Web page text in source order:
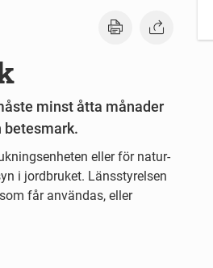
minst åtta månader
betesmark.
eller för natur-
i jordbruket. Länsstyrelsen
får användas, eller